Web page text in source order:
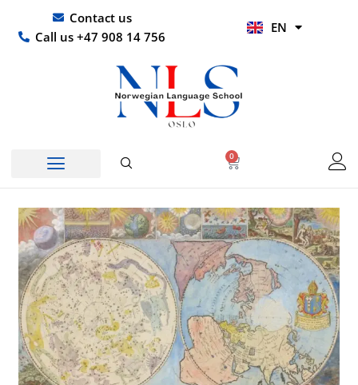
content
Contact us
Call us +47 908 14 756
EN
HI
0
Basket